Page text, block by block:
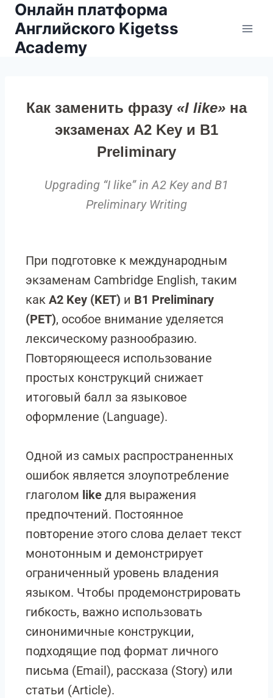
Онлайн платформа
Английского Kigetss
Academy
Как заменить фразу «I like» на
экзаменах A2 Key и B1
Preliminary
Upgrading “I like” in A2 Key and B1
Preliminary Writing
При подготовке к международным
экзаменам Cambridge English, таким
как A2 Key (KET) и B1 Preliminary
(PET), особое внимание уделяется
лексическому разнообразию.
Повторяющееся использование
простых конструкций снижает
итоговый балл за языковое
оформление (Language).
Одной из самых распространенных
ошибок является злоупотребление
глаголом like для выражения
предпочтений. Постоянное
повторение этого слова делает текст
монотонным и демонстрирует
ограниченный уровень владения
языком. Чтобы продемонстрировать
гибкость, важно использовать
синонимичные конструкции,
подходящие под формат личного
письма (Email), рассказа (Story) или
статьи (Article).